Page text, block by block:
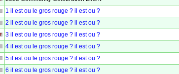
1 il est ou le gros rouge ? il est ou ?
2 il est ou le gros rouge ? il est ou ?
3 il est ou le gros rouge ? il est ou ?
4 il est ou le gros rouge ? il est ou ?
5 il est ou le gros rouge ? il est ou ?
6 il est ou le gros rouge ? il est ou ?